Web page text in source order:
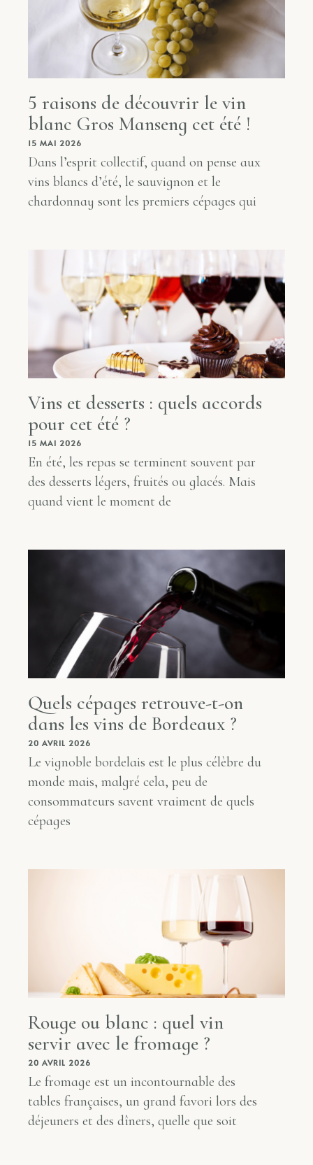
5 raisons de découvrir le vin
blanc Gros Manseng cet été !
15 MAI 2026
Dans l’esprit collectif, quand on pense aux
vins blancs d’été, le sauvignon et le
chardonnay sont les premiers cépages qui
Vins et desserts : quels accords
pour cet été ?
15 MAI 2026
En été, les repas se terminent souvent par
des desserts légers, fruités ou glacés. Mais
quand vient le moment de
Quels cépages retrouve-t-on
dans les vins de Bordeaux ?
20 AVRIL 2026
Le vignoble bordelais est le plus célèbre du
monde mais, malgré cela, peu de
consommateurs savent vraiment de quels
cépages
Rouge ou blanc : quel vin
servir avec le fromage ?
20 AVRIL 2026
Le fromage est un incontournable des
tables françaises, un grand favori lors des
déjeuners et des dîners, quelle que soit